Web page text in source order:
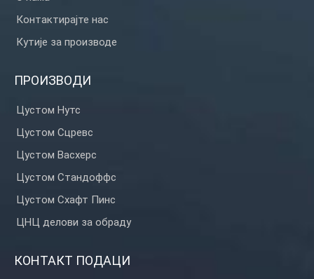
Контактирајте нас
Кутије за производе
ПРОИЗВОДИ
Цустом Нутс
Цустом Сцревс
Цустом Васхерс
Цустом Стандоффс
Цустом Схафт Пинс
ЦНЦ делови за обраду
КОНТАКТ ПОДАЦИ